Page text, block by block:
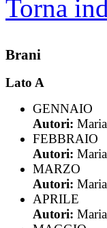
Torna
Brani
Lato A
GENNAIO
Autori:
FEBBRAIO
Autori:
MARZO
Autori:
APRILE
Autori: